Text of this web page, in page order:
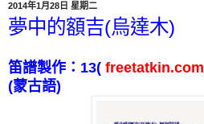
2014年1月28日 星期二
夢中的額吉(烏達木)
笛譜製作： 13( freetatkin.com
(蒙古語)